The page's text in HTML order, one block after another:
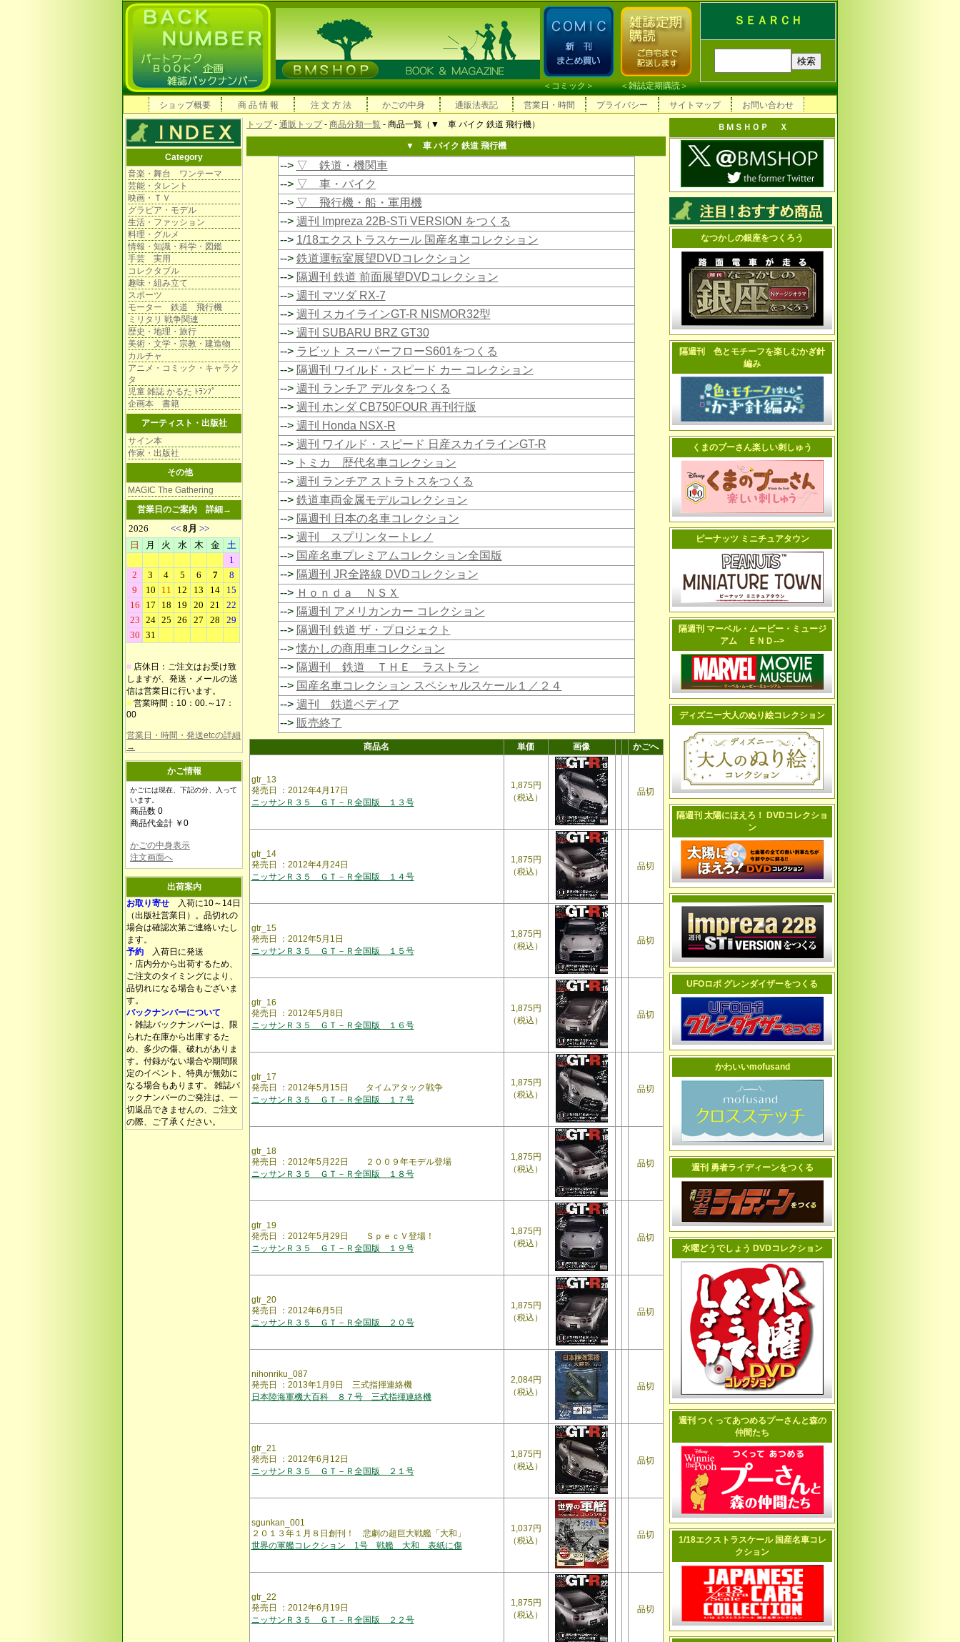
ＳＥＡＲＣＨ
＜コミック＞ ＜雑誌定期購読＞
ショップ概要
商 品 情 報 注 文 方 法 かごの中身 通販法表記 営業日・時間 プライバシー サイトマップ お問い合わせ
Category
音楽・舞台 ワンテーマ
芸能・タレント
映画・ＴＶ
グラビア・モデル
生活・ファッション
料理・グルメ
情報・知識・科学・図鑑
手芸 実用
コレクタブル
趣味・組み立て
スポーツ
モーター 鉄道 飛行機
ミリタリ 戦争関連
歴史・地理・旅行
美術・文学・宗教・建造物
カルチャ
アニメ・コミック・キャラク
タ
児童 雑誌 かるた ﾄﾗﾝﾌﾟ
企画本 書籍
アーティスト・出版社
サイン本
作家・出版社
その他
MAGIC The Gathering
営業日のご案内 詳細→
■ 店休日：ご注文はお受け致
しますが、発送・メールの送
信は営業日に行います。
■ 営業時間：10：00.～17：
00
営業日・時間・発送etcの詳細
→
かご情報
かごには現在、下記の分、入って
います。
商品数 0
商品代金計 ￥0
かごの中身表示
注文画面へ
出荷案内
お取り寄せ 入荷に10～14日
（出版社営業日）。品切れの
場合は確認次第ご連絡いたし
ます。
予約 入荷日に発送
・店内分から出荷するため、
ご注文のタイミングにより、
品切れになる場合もございま
す。
バックナンバーについて
・雑誌バックナンバーは、限
られた在庫から出庫するた
め、多少の傷、破れがありま
す。付録がない場合や期間限
定のイベント、特典が無効に
なる場合もあります。 雑誌バ
ックナンバーのご発注は、一
切返品できませんの、ご注文
の際、ご了承ください。
トップ- 通販トップ- 商品分類一覧 - 商品一覧（▼ 車 バイク 鉄道 飛行機）
▼ 車 バイク 鉄道 飛行機
--> ▽ 鉄道・機関車
--> ▽ 車・バイク
--> ▽ 飛行機・船・軍用機
--> 週刊 Impreza 22B-STi VERSION をつくる
--> 1/18エクストラスケール 国産名車コレクション
--> 鉄道運転室展望DVDコレクション
--> 隔週刊 鉄道 前面展望DVDコレクション
--> 週刊 マツダ RX-7
--> 週刊 スカイラインGT-R NISMOR32型
--> 週刊 SUBARU BRZ GT30
--> ラビット スーパーフローS601をつくる
--> 隔週刊 ワイルド・スピード カー コレクション
--> 週刊 ランチア デルタをつくる
--> 週刊 ホンダ CB750FOUR 再刊行版
--> 週刊 Honda NSX-R
--> 週刊 ワイルド・スピード 日産スカイラインGT-R
--> トミカ 歴代名車コレクション
--> 週刊 ランチア ストラトスをつくる
--> 鉄道車両金属モデルコレクション
--> 隔週刊 日本の名車コレクション
--> 週刊 スプリンタートレノ
--> 国産名車プレミアムコレクション全国版
--> 隔週刊 JR全路線 DVDコレクション
--> Ｈｏｎｄａ ＮＳＸ
--> 隔週刊 アメリカンカー コレクション
--> 隔週刊 鉄道 ザ・プロジェクト
-->懐かしの商用車コレクション
--> 隔週刊 鉄道 ＴＨＥ ラストラン
--> 国産名車コレクション スペシャルスケール１／２４
--> 週刊 鉄道ペディア
--> 販売終了
商品名 単価 画像 かごへ
gtr_13
発売日 ：2012年4月17日
ニッサンＲ３５ ＧＴ－Ｒ全国版 １３号
1,875円
（税込）
品切
gtr_14
発売日 ：2012年4月24日
ニッサンＲ３５ ＧＴ－Ｒ全国版 １４号
1,875円
（税込）
品切
gtr_15
発売日 ：2012年5月1日
ニッサンＲ３５ ＧＴ－Ｒ全国版 １５号
1,875円
（税込）
品切
gtr_16
発売日 ：2012年5月8日
ニッサンＲ３５ ＧＴ－Ｒ全国版 １６号
1,875円
（税込）
品切
gtr_17
発売日 ：2012年5月15日 タイムアタック戦争
ニッサンＲ３５ ＧＴ－Ｒ全国版 １７号
1,875円
（税込）
品切
gtr_18
発売日 ：2012年5月22日 ２００９年モデル登場
ニッサンＲ３５ ＧＴ－Ｒ全国版 １８号
1,875円
（税込）
品切
gtr_19
発売日 ：2012年5月29日 ＳｐｅｃＶ登場！
ニッサンＲ３５ ＧＴ－Ｒ全国版 １９号
1,875円
（税込）
品切
gtr_20
発売日 ：2012年6月5日
ニッサンＲ３５ ＧＴ－Ｒ全国版 ２０号
1,875円
（税込）
品切
nihonriku_087
発売日 ：2013年1月9日 三式指揮連絡機
日本陸海軍機大百科 ８７号 三式指揮連絡機
2,084円
（税込）
品切
gtr_21
発売日 ：2012年6月12日
ニッサンＲ３５ ＧＴ－Ｒ全国版 ２１号
1,875円
（税込）
品切
sgunkan_001
２０１３年１月８日創刊！ 悲劇の超巨大戦艦「大和」
世界の軍艦コレクション 1号 戦艦 大和 表紙に傷
1,037円
（税込）
品切
gtr_22
発売日 ：2012年6月19日
ニッサンＲ３５ ＧＴ－Ｒ全国版 ２２号
1,875円
（税込）
品切
ＢＭＳＨＯＰ Ｘ
なつかしの銀座をつくろう
隔週刊 色とモチーフを楽しむかぎ針
編み
くまのプーさん楽しい刺しゅう
ピーナッツ ミニチュアタウン
隔週刊 マーベル・ムービー・ミュージ
アム ＥＮＤ-->
ディズニー大人のぬり絵コレクション
隔週刊 太陽にほえろ！ DVDコレクショ
ン
UFOロボ グレンダイザーをつくる
かわいいmofusand
週刊 勇者ライディーンをつくる
水曜どうでしょう DVDコレクション
週刊 つくってあつめるプーさんと森の
仲間たち
1/18エクストラスケール 国産名車コレ
クション